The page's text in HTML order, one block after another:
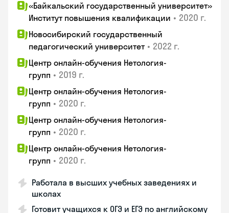
«Байкальский государственный университет»
Институт повышения квалификации • 2020 г.
Новосибирский государственный
педагогический университет • 2022 г.
Центр онлайн-обучения Нетология-
групп • 2019 г.
Центр онлайн-обучения Нетология-
групп • 2020 г.
Центр онлайн-обучения Нетология-
групп • 2020 г.
Центр онлайн-обучения Нетология-
групп • 2020 г.
Работала в высших учебных заведениях и
школах
Готовит учащихся к ОГЭ и ЕГЭ по английскому